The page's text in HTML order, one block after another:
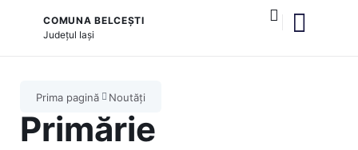
COMUNA BELCEȘTI
Județul Iași
Prima pagină Noutăți
Primărie